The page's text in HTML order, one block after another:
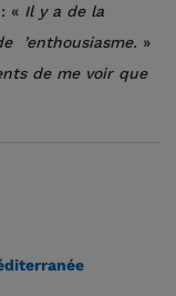
« Il y a de la
’enthousiasme. »
de me voir que